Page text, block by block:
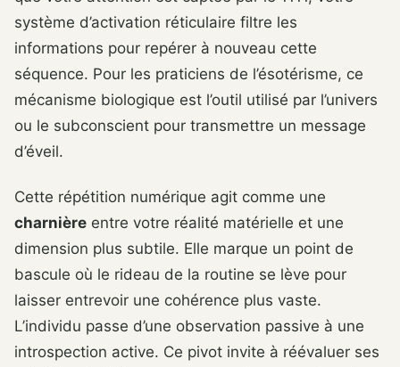
système d’activation réticulaire filtre les
informations pour repérer à nouveau cette
séquence. Pour les praticiens de l’ésotérisme, ce
mécanisme biologique est l’outil utilisé par l’univers
ou le subconscient pour transmettre un message
d’éveil.
Cette répétition numérique agit comme une
charnière entre votre réalité matérielle et une
dimension plus subtile. Elle marque un point de
bascule où le rideau de la routine se lève pour
laisser entrevoir une cohérence plus vaste.
L’individu passe d’une observation passive à une
introspection active. Ce pivot invite à réévaluer ses